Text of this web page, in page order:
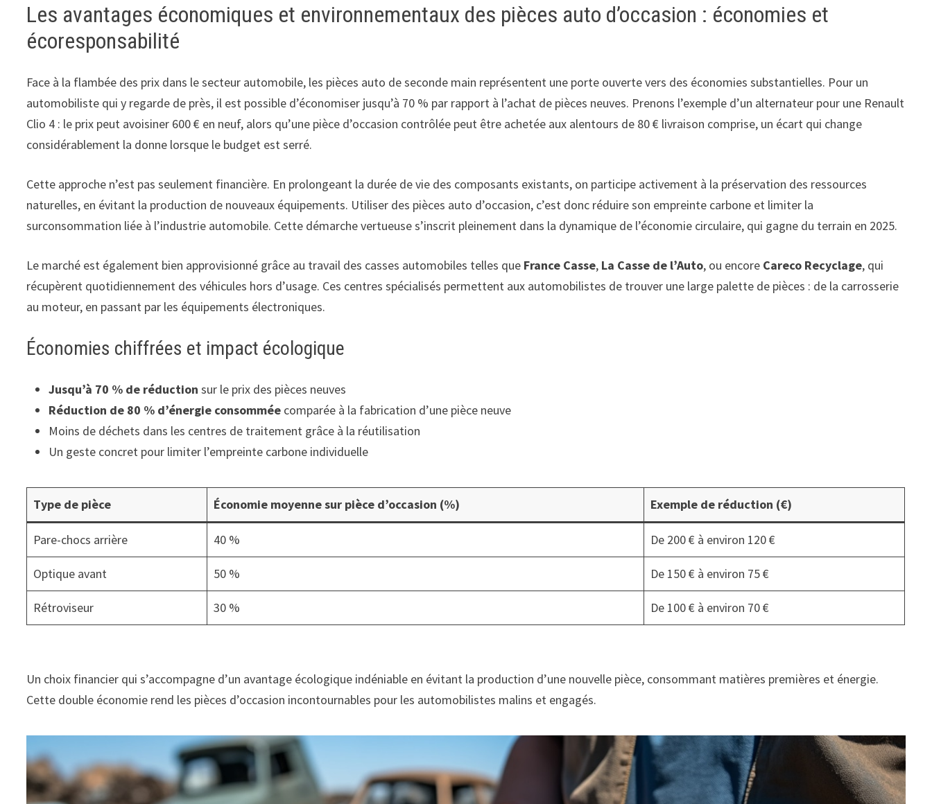
Les avantages économiques et environnementaux des pièces auto d’occasion : économies et
écoresponsabilité
Face à la flambée des prix dans le secteur automobile, les pièces auto de seconde main représentent une porte ouverte vers des économies substantielles. Pour un
automobiliste qui y regarde de près, il est possible d’économiser jusqu’à 70 % par rapport à l’achat de pièces neuves. Prenons l’exemple d’un alternateur pour une Renault
Clio 4 : le prix peut avoisiner 600 € en neuf, alors qu’une pièce d’occasion contrôlée peut être achetée aux alentours de 80 € livraison comprise, un écart qui change
considérablement la donne lorsque le budget est serré.
Cette approche n’est pas seulement financière. En prolongeant la durée de vie des composants existants, on participe activement à la préservation des ressources
naturelles, en évitant la production de nouveaux équipements. Utiliser des pièces auto d’occasion, c’est donc réduire son empreinte carbone et limiter la
surconsommation liée à l’industrie automobile. Cette démarche vertueuse s’inscrit pleinement dans la dynamique de l’économie circulaire, qui gagne du terrain en 2025.
Le marché est également bien approvisionné grâce au travail des casses automobiles telles que France Casse, La Casse de l’Auto, ou encore Careco Recyclage, qui
récupèrent quotidiennement des véhicules hors d’usage. Ces centres spécialisés permettent aux automobilistes de trouver une large palette de pièces : de la carrosserie
au moteur, en passant par les équipements électroniques.
Économies chiffrées et impact écologique
Jusqu’à 70 % de réduction sur le prix des pièces neuves
Réduction de 80 % d’énergie consommée comparée à la fabrication d’une pièce neuve
Moins de déchets dans les centres de traitement grâce à la réutilisation
Un geste concret pour limiter l’empreinte carbone individuelle
Type de pièce Économie moyenne sur pièce d’occasion (%) Exemple de réduction (€)
Pare-chocs arrière 40 % De 200 € à environ 120 €
Optique avant 50 % De 150 € à environ 75 €
Rétroviseur 30 % De 100 € à environ 70 €
Un choix financier qui s’accompagne d’un avantage écologique indéniable en évitant la production d’une nouvelle pièce, consommant matières premières et énergie.
Cette double économie rend les pièces d’occasion incontournables pour les automobilistes malins et engagés.